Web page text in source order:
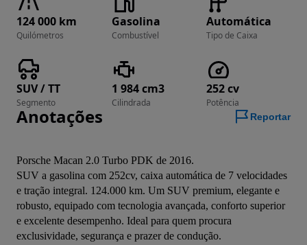
124 000 km
Quilómetros
Gasolina
Combustível
Automática
Tipo de Caixa
SUV / TT
Segmento
1 984 cm3
Cilindrada
252 cv
Potência
Anotações Reportar
Porsche Macan 2.0 Turbo PDK de 2016.
SUV a gasolina com 252cv, caixa automática de 7 velocidades
e tração integral. 124.000 km. Um SUV premium, elegante e
robusto, equipado com tecnologia avançada, conforto superior
e excelente desempenho. Ideal para quem procura
exclusividade, segurança e prazer de condução.